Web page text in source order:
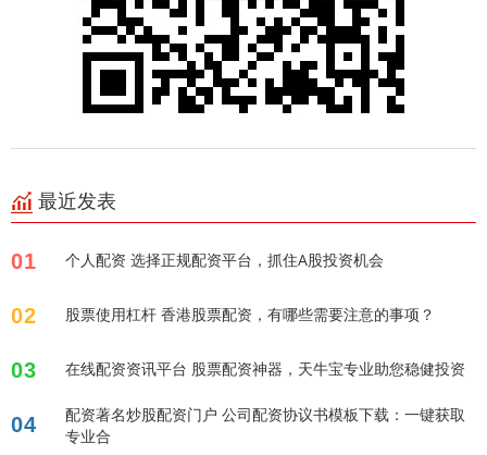
最近发表
01 个人配资 选择正规配资平台，抓住A股投资机会
02 股票使用杠杆 香港股票配资，有哪些需要注意的事项？
03 在线配资资讯平台 股票配资神器，天牛宝专业助您稳健投资
04
配资著名炒股配资门户 公司配资协议书模板下载：一键获取
专业合